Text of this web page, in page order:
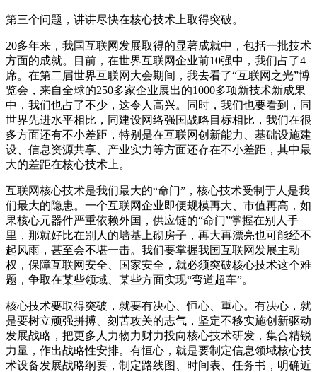
第三个问题，讲讲尽快在核心技术上取得突破。
20多年来，我国互联网发展取得的显著成就中，包括一批技术
方面的成就。目前，在世界互联网企业前10强中，我们占了4
席。在第二届世界互联网大会期间，我去看了“互联网之光”博
览会，来自全球的250多家企业展出的1000多项新技术新成果
中，我们也占了不少，这令人高兴。同时，我们也要看到，同
世界先进水平相比，同建设网络强国战略目标相比，我们在很
多方面还有不小差距，特别是在互联网创新能力、基础设施建
设、信息资源共享、产业实力等方面还存在不小差距，其中最
大的差距在核心技术上。
互联网核心技术是我们最大的“命门”，核心技术受制于人是我
们最大的隐患。一个互联网企业即便规模再大、市值再高，如
果核心元器件严重依赖外国，供应链的“命门”掌握在别人手
里，那就好比在别人的墙基上砌房子，再大再漂亮也可能经不
起风雨，甚至会不堪一击。我们要掌握我国互联网发展主动
权，保障互联网安全、国家安全，就必须突破核心技术这个难
题，争取在某些领域、某些方面实现“弯道超车”。
核心技术要取得突破，就要有决心、恒心、重心。有决心，就
是要树立顽强拼搏、刻苦攻关的志气，坚定不移实施创新驱动
发展战略，把更多人力物力财力投向核心技术研发，集合精锐
力量，作出战略性安排。有恒心，就是要制定信息领域核心技
术设备发展战略纲要，制定路线图、时间表、任务书，明确近